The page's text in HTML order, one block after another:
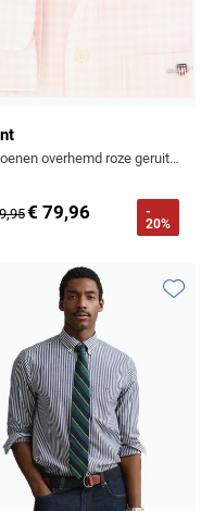
katoenen overhemd roze geruit button-down normale fit
€ 79,96
-
20%
favorieten